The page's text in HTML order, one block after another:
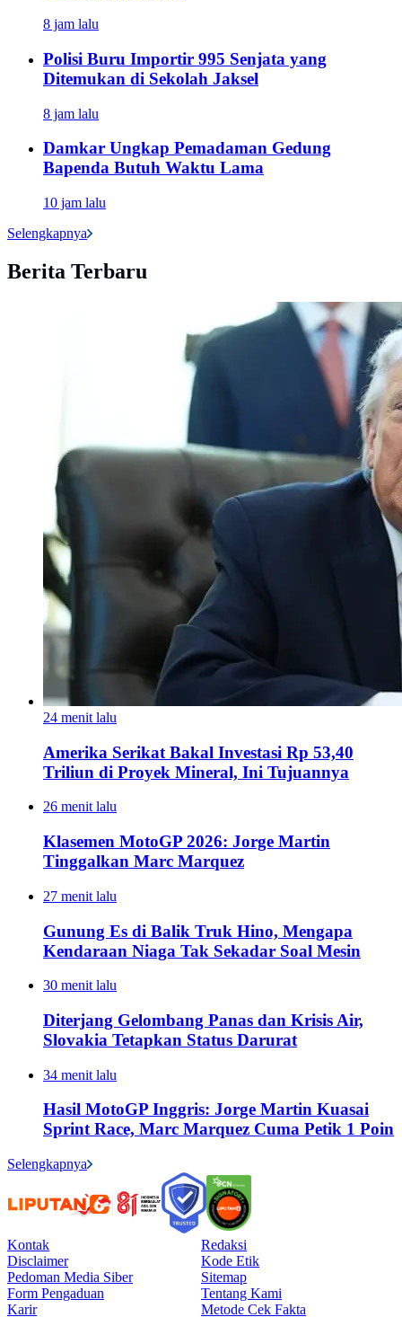
8 jam lalu
Polisi Buru Importir 995 Senjata yang
Ditemukan di Sekolah Jaksel
8 jam lalu
Damkar Ungkap Pemadaman Gedung
Bapenda Butuh Waktu Lama
10 jam lalu
Selengkapnya
Berita Terbaru
24 menit lalu
Amerika Serikat Bakal Investasi Rp 53,40
Triliun di Proyek Mineral, Ini Tujuannya
26 menit lalu
Klasemen MotoGP 2026: Jorge Martin
Tinggalkan Marc Marquez
27 menit lalu
Gunung Es di Balik Truk Hino, Mengapa
Kendaraan Niaga Tak Sekadar Soal Mesin
30 menit lalu
Diterjang Gelombang Panas dan Krisis Air,
Slovakia Tetapkan Status Darurat
34 menit lalu
Hasil MotoGP Inggris: Jorge Martin Kuasai
Sprint Race, Marc Marquez Cuma Petik 1 Poin
Selengkapnya
Kontak
Redaksi
Disclaimer
Kode Etik
Pedoman Media Siber
Sitemap
Form Pengaduan
Tentang Kami
Karir
Metode Cek Fakta